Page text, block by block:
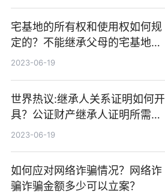
宅基地的所有权和使用权如何规
定的？不能继承父母的宅基地的
情况分析|天天即时看
2023-06-19
世界热议:继承人关系证明如何开
具？公证财产继承人证明所需材
料
2023-06-19
如何应对网络诈骗情况？网络诈
骗诈骗金额多少可以立案？